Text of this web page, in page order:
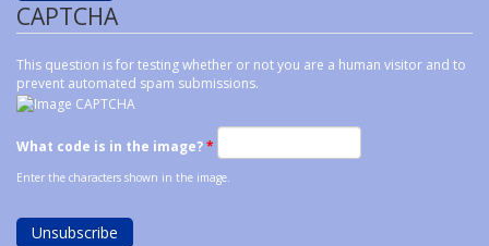
CAPTCHA
This question is for testing whether or not you are a human visitor and to
prevent automated spam submissions.
What code is in the image?*
Enter the characters shown in the image.